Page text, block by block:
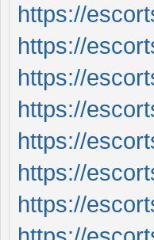
https://
https://
https://
https://
https://
https://
https://